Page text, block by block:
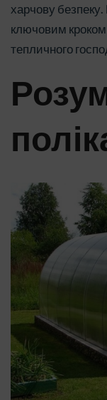
харчову
ключовим кроком
тепличного